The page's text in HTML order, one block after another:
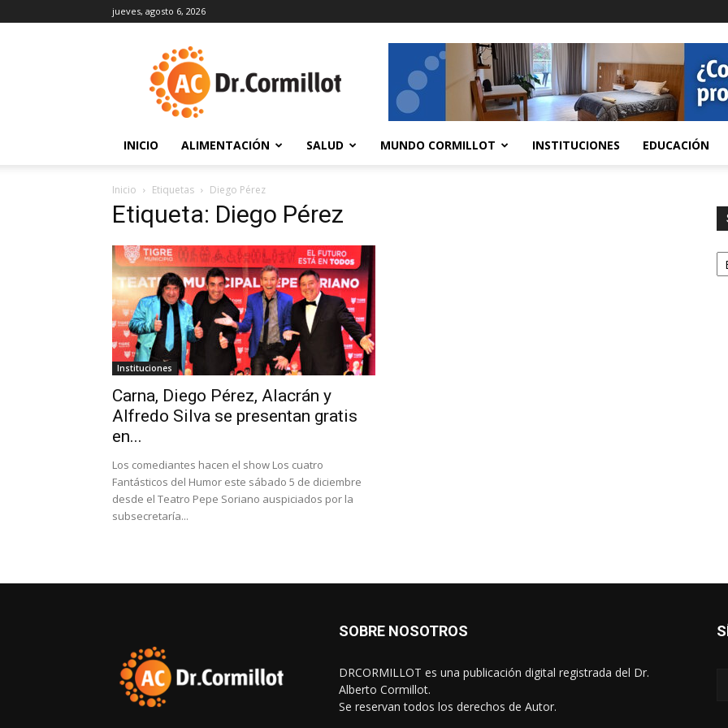
jueves, agosto 6, 2026
INICIO ALIMENTACIÓN SALUD MUNDO CORMILLOT INSTITUCIONES EDUCACIÓN
Inicio Etiquetas Diego Pérez
Etiqueta: Diego Pérez
Instituciones
Carna, Diego Pérez, Alacrán y
Alfredo Silva se presentan gratis
en...
Los comediantes hacen el show Los cuatro
Fantásticos del Humor este sábado 5 de diciembre
desde el Teatro Pepe Soriano auspiciados por la
subsecretaría...
SOBRE NOSOTROS
DRCORMILLOT es una publicación digital registrada del Dr.
Alberto Cormillot.
Se reservan todos los derechos de Autor.